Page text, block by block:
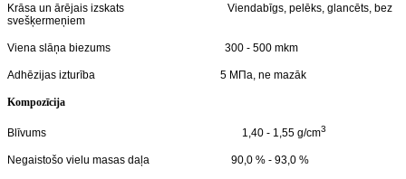
Krāsa un ārējais izskats Viendabīgs, pelēks, glancēts, bez
svešķermeņiem
Viena slāņa biezums 300 - 500 mkm
Adhēzijas izturība 5 МПа, ne mazāk
Kompozīcija
Blīvums 1,40 - 1,55 g/cm3
Negaistošo vielu masas daļa 90,0 % - 93,0 %